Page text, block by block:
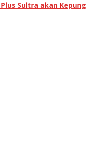
Sultra akan Kepung